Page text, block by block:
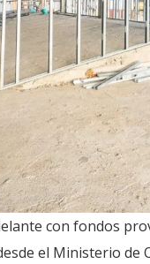
con fondos
el Ministerio